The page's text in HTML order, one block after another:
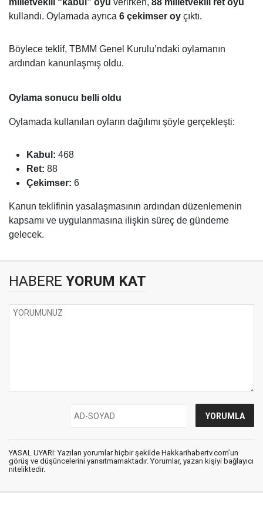
kullandı. Oylamada ayrıca 6 çekimser oy çıktı.
Böylece teklif, TBMM Genel Kurulu’ndaki oylamanın
ardından kanunlaşmış oldu.
Oylama sonucu belli oldu
Oylamada kullanılan oyların dağılımı şöyle gerçekleşti:
Kabul: 468
Ret: 88
Çekimser: 6
Kanun teklifinin yasalaşmasının ardından düzenlemenin
kapsamı ve uygulanmasına ilişkin süreç de gündeme
gelecek.
HABERE YORUM KAT
YASAL UYARI: Yazılan yorumlar hiçbir şekilde Hakkarihabertv.com’un
görüş ve düşüncelerini yansıtmamaktadır. Yorumlar, yazan kişiyi bağlayıcı
niteliktedir.